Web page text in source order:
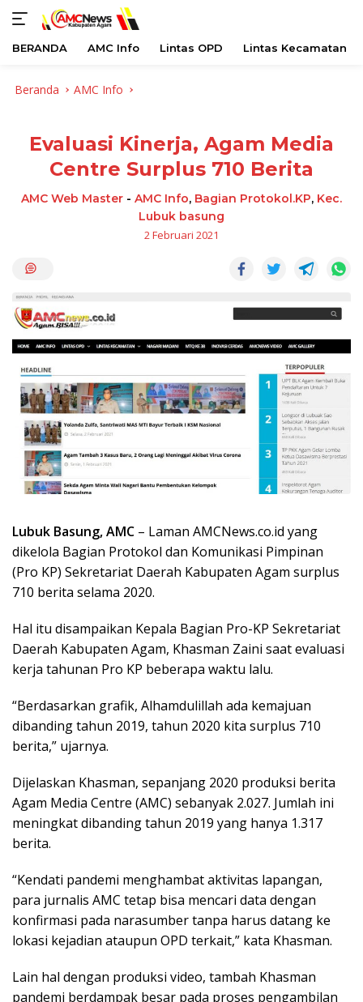
BERANDA AMC Info Lintas OPD Lintas Kecamatan
Beranda AMC Info
Evaluasi Kinerja, Agam Media
Centre Surplus 710 Berita
AMC Web Master - AMC Info, Bagian Protokol.KP, Kec.
Lubuk basung
2 Februari 2021
Lubuk Basung, AMC – Laman AMCNews.co.id yang
dikelola Bagian Protokol dan Komunikasi Pimpinan
(Pro KP) Sekretariat Daerah Kabupaten Agam surplus
710 berita selama 2020.
Hal itu disampaikan Kepala Bagian Pro-KP Sekretariat
Daerah Kabupaten Agam, Khasman Zaini saat evaluasi
kerja tahunan Pro KP beberapa waktu lalu.
“Berdasarkan grafik, Alhamdulillah ada kemajuan
dibanding tahun 2019, tahun 2020 kita surplus 710
berita,” ujarnya.
Dijelaskan Khasman, sepanjang 2020 produksi berita
Agam Media Centre (AMC) sebanyak 2.027. Jumlah ini
meningkat dibanding tahun 2019 yang hanya 1.317
berita.
“Kendati pandemi menghambat aktivitas lapangan,
para jurnalis AMC tetap bisa mencari data dengan
konfirmasi pada narasumber tanpa harus datang ke
lokasi kejadian ataupun OPD terkait,” kata Khasman.
Lain hal dengan produksi video, tambah Khasman
pandemi berdampak besar pada proses pengambilan